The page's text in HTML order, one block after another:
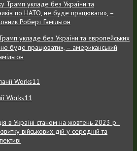
укладе без України та європейських
буде працювати», – американський
Works11